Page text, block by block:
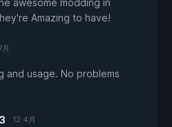
awesome modding in
Amazing to have!
月
and usage. No problems
12 4月